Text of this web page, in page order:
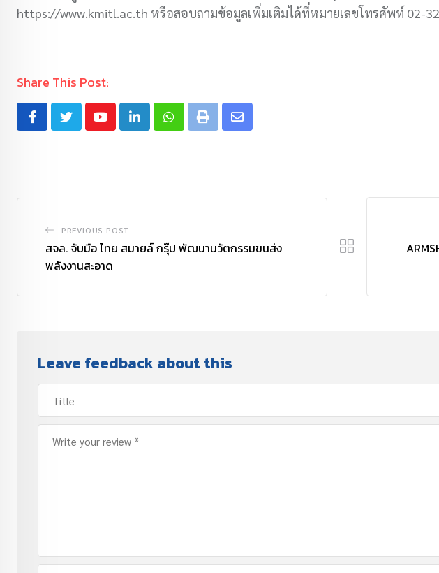
https://www.kmitl.ac.th หรือสอบถามข้อมูลเพิ่มเติมได้ที่หมายเลขโทรศัพท์ 02-
Share This Post:
PREVIOUS POST
สจล. จับมือ ไทย สมายล์ กรุ๊ป พัฒนานวัตกรรมขนส่ง
พลังงานสะอาด
Leave feedback about this